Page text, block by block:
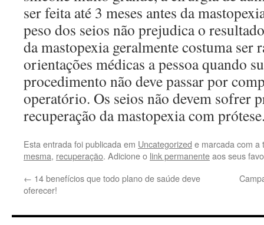
ser feita até 3 meses antes da
peso dos seios não prejudica o
da mastopexia geralmente costuma ser
orientações médicas a pessoa quando
procedimento não deve passar por
operatório. Os seios não devem sofrer
recuperação da mastopexia com
Esta entrada foi publicada em Uncategorized e marcada com
mesma, recuperação. Adicione o link permanenteaos seus
← 14 benefícios que todo plano de saúde deve
oferecer!